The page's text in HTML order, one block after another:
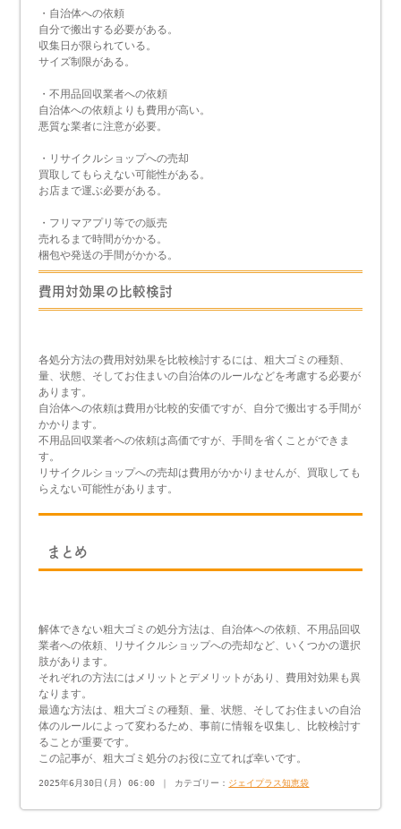
・自治体への依頼
自分で搬出する必要がある。
収集日が限られている。
サイズ制限がある。
・不用品回収業者への依頼
自治体への依頼よりも費用が高い。
悪質な業者に注意が必要。
・リサイクルショップへの売却
買取してもらえない可能性がある。
お店まで運ぶ必要がある。
・フリマアプリ等での販売
売れるまで時間がかかる。
梱包や発送の手間がかかる。
費用対効果の比較検討
各処分方法の費用対効果を比較検討するには、粗大ゴミの種類、
量、状態、そしてお住まいの自治体のルールなどを考慮する必要が
あります。
自治体への依頼は費用が比較的安価ですが、自分で搬出する手間が
かかります。
不用品回収業者への依頼は高価ですが、手間を省くことができま
す。
リサイクルショップへの売却は費用がかかりませんが、買取しても
らえない可能性があります。
まとめ
解体できない粗大ゴミの処分方法は、自治体への依頼、不用品回収
業者への依頼、リサイクルショップへの売却など、いくつかの選択
肢があります。
それぞれの方法にはメリットとデメリットがあり、費用対効果も異
なります。
最適な方法は、粗大ゴミの種類、量、状態、そしてお住まいの自治
体のルールによって変わるため、事前に情報を収集し、比較検討す
ることが重要です。
この記事が、粗大ゴミ処分のお役に立てれば幸いです。
2025年6月30日(月) 06:00 ｜ カテゴリー： ジェイプラス知恵袋